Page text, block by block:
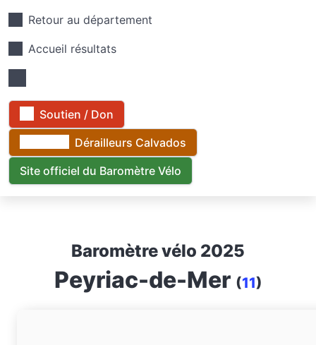
Retour au département
Accueil résultats
Soutien / Don
Dérailleurs Calvados
Site officiel du Baromètre Vélo
Baromètre vélo 2025
Peyriac-de-Mer (11)